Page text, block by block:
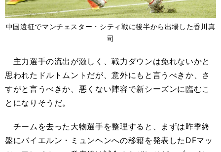
中国遠征でマンチェスター・シティ戦に後半から出場した香川真
司
主力選手の流出が激しく、戦力ダウンは免れないかと
思われたドルトムントだが、意外にもと言うべきか、さ
すがと言うべきか、悪くない陣容で新シーズンに臨むこ
とになりそうだ。
チームを去った大物選手を整理すると、まずは昨季終
盤にバイエルン・ミュンヘンへの移籍を発表したDFマッ